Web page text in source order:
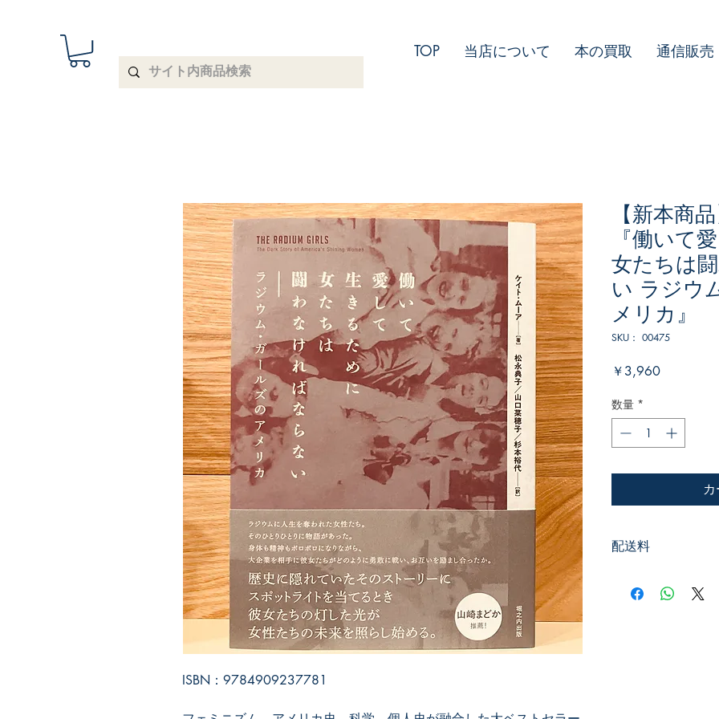
TOP 当店について 本の買取 通信販売
ISBN：9784909237781
【新本商
『働いて
女たちは
い ラジウ
メリカ』
SKU： 00475
￥3,960価
数量 *
配送料